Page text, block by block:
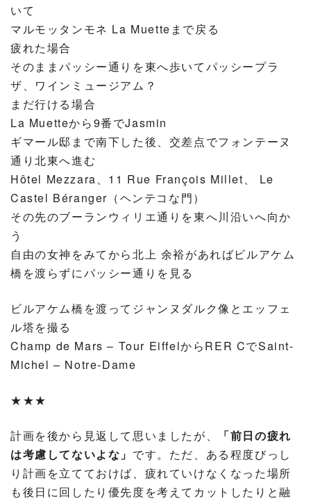
いて
マルモッタンモネ La Muetteまで戻る
疲れた場合
そのままパッシー通りを東へ歩いてパッシープラ
ザ、ワインミュージアム？
まだ行ける場合
La Muetteから9番でJasmin
ギマール邸まで南下した後、交差点でフォンテーヌ
通り北東へ進む
Hôtel Mezzara、11 Rue François Millet、 Le
Castel Béranger（ヘンテコな門）
その先のブーランウィリエ通りを東へ川沿いへ向か
う
自由の女神をみてから北上 余裕があればビルアケム
橋を渡らずにパッシー通りを見る
ビルアケム橋を渡ってジャンヌダルク像とエッフェ
ル塔を撮る
Champ de Mars – Tour EiffelからRER CでSaint-
Michel – Notre-Dame
★★★
計画を後から見返して思いましたが、
「前日の疲れ
は考慮してないよな」 です。ただ、ある程度びっし
り計画を立てておけば、疲れていけなくなった場所
も後日に回したり優先度を考えてカットしたりと融